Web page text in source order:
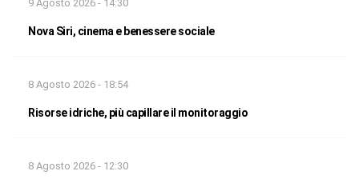
9 Agosto 2026 - 14:30
Nova Siri, cinema e benessere sociale
8 Agosto 2026 - 18:54
Risorse idriche, più capillare il monitoraggio
8 Agosto 2026 - 12:30